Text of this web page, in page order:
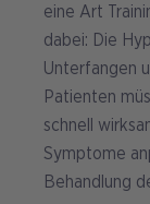
eine Art
dabei: Die
Unterfangen
Patienten
schnell
Symptome
Behandlung